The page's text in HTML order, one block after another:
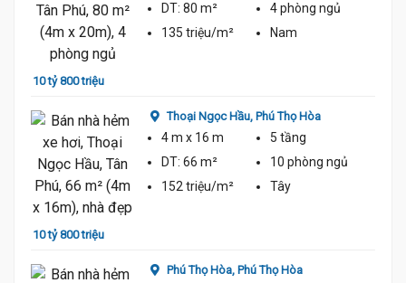
10 tỷ 800 triệu
DT: 80 m² 4 phòng ngủ
135 triệu/m²
Nam
10 tỷ 800 triệu
Thoại Ngọc Hầu, Phú Thọ Hòa
4 m x 16 m
5 tầng
DT: 66 m² 10 phòng ngủ
152 triệu/m²
Tây
Phú Thọ Hòa, Phú Thọ Hòa